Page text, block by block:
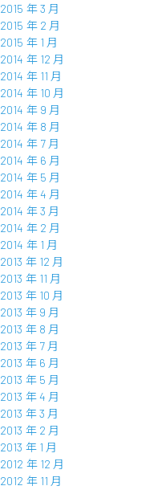
2015 年 3 月
2015 年 2 月
2015 年 1 月
2014 年 12 月
2014 年 11 月
2014 年 10 月
2014 年 9 月
2014 年 8 月
2014 年 7 月
2014 年 6 月
2014 年 5 月
2014 年 4 月
2014 年 3 月
2014 年 2 月
2014 年 1 月
2013 年 12 月
2013 年 11 月
2013 年 10 月
2013 年 9 月
2013 年 8 月
2013 年 7 月
2013 年 6 月
2013 年 5 月
2013 年 4 月
2013 年 3 月
2013 年 2 月
2013 年 1 月
2012 年 12 月
2012 年 11 月